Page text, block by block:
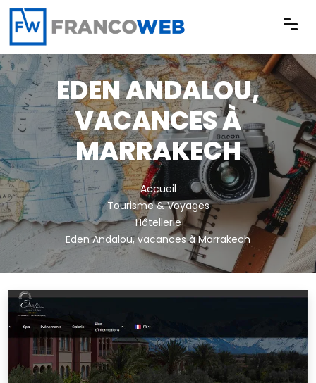
Panneau de gestion des cookies
EDEN ANDALOU,
VACANCES À
MARRAKECH
Accueil
Tourisme & Voyages
Hôtellerie
Eden Andalou, vacances à Marrakech